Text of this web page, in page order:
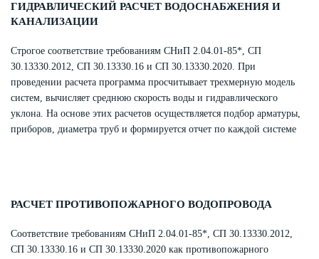
ГИДРАВЛИЧЕСКИЙ РАСЧЕТ ВОДОСНАБЖЕНИЯ И
КАНАЛИЗАЦИИ
Строгое соответствие требованиям СНиП 2.04.01-85*, СП
30.13330.2012, СП 30.13330.16 и СП 30.13330.2020. При
проведении расчета программа просчитывает трехмерную модель
систем, вычисляет среднюю скорость воды и гидравлического
уклона. На основе этих расчетов осуществляется подбор арматуры,
приборов, диаметра труб и формируется отчет по каждой системе
РАСЧЕТ ПРОТИВОПОЖАРНОГО ВОДОПРОВОДА
Соответствие требованиям СНиП 2.04.01-85*, СП 30.13330.2012,
СП 30.13330.16 и СП 30.13330.2020 как противопожарного